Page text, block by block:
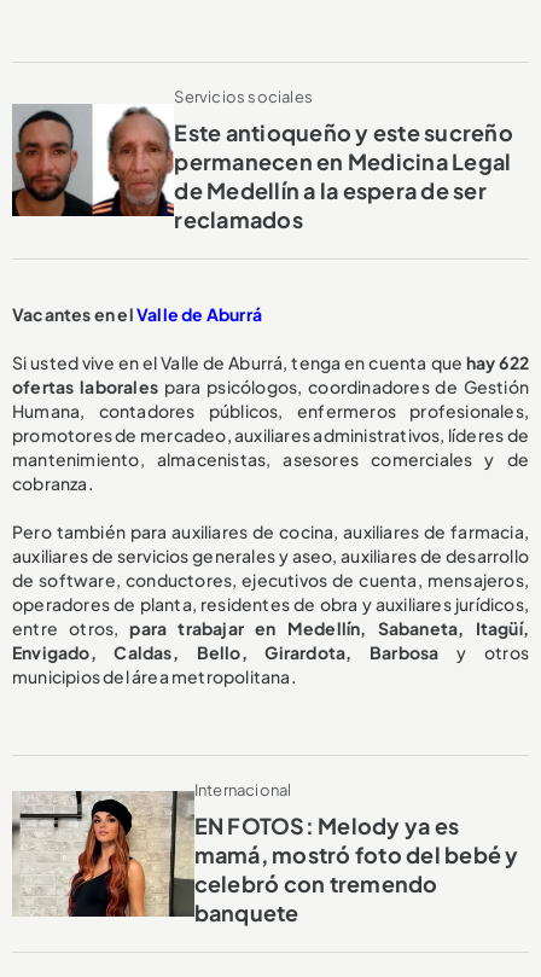
Servicios sociales
Este antioqueño y este sucreño
permanecen en Medicina Legal
de Medellín a la espera de ser
reclamados
Vacantes en elValle de Aburrá
Si usted vive en el Valle de Aburrá, tenga en cuenta que hay 622
ofertas laboralespara psicólogos, coordinadores de Gestión
Humana, contadores públicos, enfermeros profesionales,
promotores de mercadeo, auxiliares administrativos, líderes de
mantenimiento, almacenistas, asesores comerciales y de
cobranza.
Pero también para auxiliares de cocina, auxiliares de farmacia,
auxiliares de servicios generales y aseo, auxiliares de desarrollo
de software, conductores, ejecutivos de cuenta, mensajeros,
operadores de planta, residentes de obra y auxiliares jurídicos,
entre otros,para trabajar en Medellín, Sabaneta, Itagüí,
Envigado, Caldas, Bello, Girardota, Barbosa y otros
municipios del área metropolitana.
Internacional
EN FOTOS: Melody ya es
mamá, mostró foto del bebé y
celebró con tremendo
banquete